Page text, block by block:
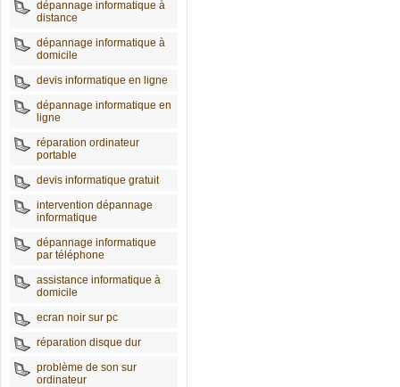
dépannage informatique à
distance
dépannage informatique à
domicile
devis informatique en ligne
dépannage informatique en
ligne
réparation ordinateur
portable
devis informatique gratuit
intervention dépannage
informatique
dépannage informatique
par téléphone
assistance informatique à
domicile
ecran noir sur pc
réparation disque dur
problème de son sur
ordinateur